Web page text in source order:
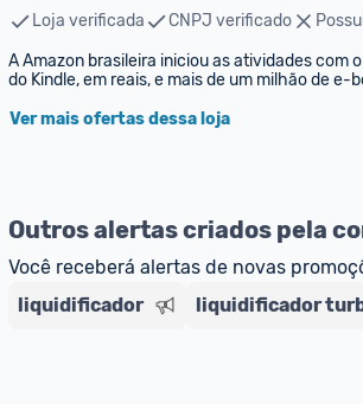
Loja verificada CNPJ verificado
A Amazon brasileira iniciou as atividades com
do Kindle, em reais, e mais de um milhão de
Ver mais ofertas dessa loja
Outros alertas criados pela
Você receberá alertas de novas
liquidificador
liquidificador